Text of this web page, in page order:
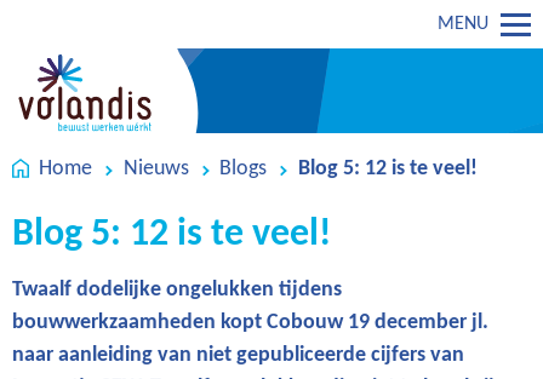
MENU
Home Nieuws Blogs Blog 5: 12 is te veel!
Blog 5: 12 is te veel!
Twaalf dodelijke ongelukken tijdens
bouwwerkzaamheden kopt Cobouw 19 december jl.
naar aanleiding van niet gepubliceerde cijfers van